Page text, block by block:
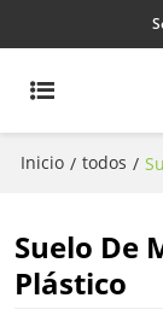
Inicio / todos /
Suelo De
Plástico